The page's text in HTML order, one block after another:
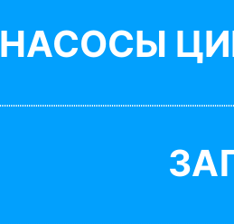
НАСОСЫ